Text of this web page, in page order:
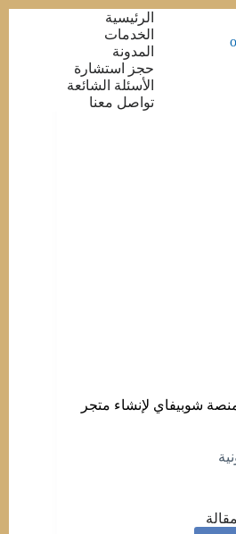
الرئيسية
الخدمات
المدونة
حجز استشارة
الأسئلة الشائعة
تواصل معنا
شوبيفاي لإنشاء متجر